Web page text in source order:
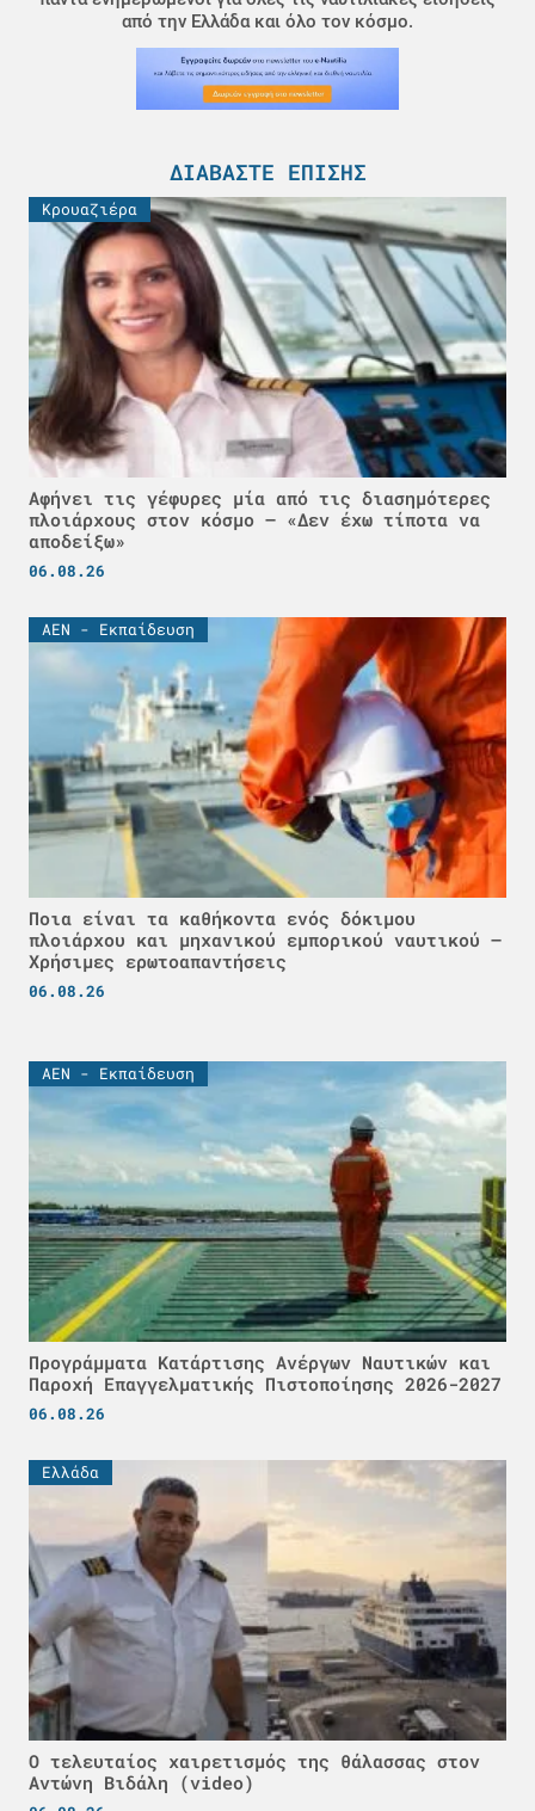
από την Ελλάδα και όλο τον κόσμο.
ΔΙΑΒΆΣΤΕ ΕΠΊΣΗΣ
Κρουαζιέρα
Αφήνει τις γέφυρες μία από τις διασημότερες
πλοιάρχους στον κόσμο – «Δεν έχω τίποτα να
αποδείξω»
06.08.26
ΑΕΝ - Εκπαίδευση
Ποια είναι τα καθήκοντα ενός δόκιμου
πλοιάρχου και μηχανικού εμπορικού ναυτικού –
Χρήσιμες ερωτοαπαντήσεις
06.08.26
ΑΕΝ - Εκπαίδευση
Προγράμματα Κατάρτισης Ανέργων Ναυτικών και
Παροχή Επαγγελματικής Πιστοποίησης 2026-2027
06.08.26
Ελλάδα
Ο τελευταίος χαιρετισμός της θάλασσας στον
Αντώνη Βιδάλη (video)